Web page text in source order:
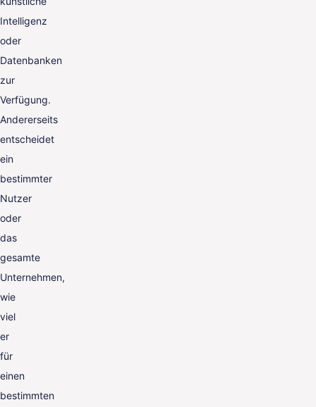
Intelligenz
oder
Datenbanken
zur
Verfügung.
Andererseits
entscheidet
ein
bestimmter
Nutzer
oder
das
gesamte
Unternehmen,
wie
viel
er
für
einen
bestimmten